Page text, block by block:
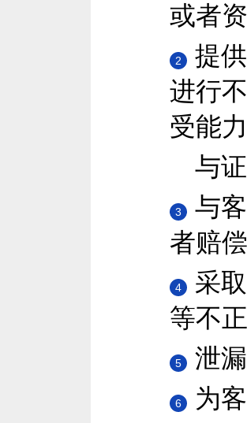
或者
2
提
进行
受能
与
3
与
者赔
4
采
等不
5 泄
6 为